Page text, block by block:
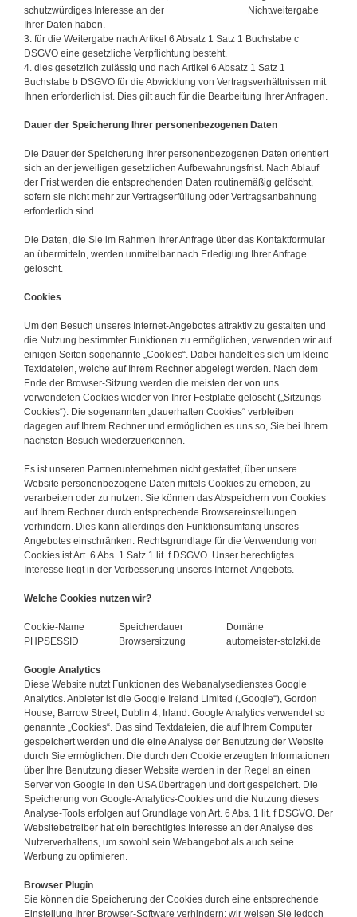
schutzwürdiges Interesse an der Nichtweitergabe
Ihrer Daten haben.
3. für die Weitergabe nach Artikel 6 Absatz 1 Satz 1 Buchstabe c
DSGVO eine gesetzliche Verpflichtung besteht.
4. dies gesetzlich zulässig und nach Artikel 6 Absatz 1 Satz 1
Buchstabe b DSGVO für die Abwicklung von Vertragsverhältnissen mit
Ihnen erforderlich ist. Dies gilt auch für die Bearbeitung Ihrer Anfragen.
Dauer der Speicherung Ihrer personenbezogenen Daten
Die Dauer der Speicherung Ihrer personenbezogenen Daten orientiert
sich an der jeweiligen gesetzlichen Aufbewahrungsfrist. Nach Ablauf
der Frist werden die entsprechenden Daten routinemäßig gelöscht,
sofern sie nicht mehr zur Vertragserfüllung oder Vertragsanbahnung
erforderlich sind.
Die Daten, die Sie im Rahmen Ihrer Anfrage über das Kontaktformular
an übermitteln, werden unmittelbar nach Erledigung Ihrer Anfrage
gelöscht.
Cookies
Um den Besuch unseres Internet-Angebotes attraktiv zu gestalten und
die Nutzung bestimmter Funktionen zu ermöglichen, verwenden wir auf
einigen Seiten sogenannte „Cookies“. Dabei handelt es sich um kleine
Textdateien, welche auf Ihrem Rechner abgelegt werden. Nach dem
Ende der Browser-Sitzung werden die meisten der von uns
verwendeten Cookies wieder von Ihrer Festplatte gelöscht („Sitzungs-
Cookies“). Die sogenannten „dauerhaften Cookies“ verbleiben
dagegen auf Ihrem Rechner und ermöglichen es uns so, Sie bei Ihrem
nächsten Besuch wiederzuerkennen.
Es ist unseren Partnerunternehmen nicht gestattet, über unsere
Website personenbezogene Daten mittels Cookies zu erheben, zu
verarbeiten oder zu nutzen. Sie können das Abspeichern von Cookies
auf Ihrem Rechner durch entsprechende Browsereinstellungen
verhindern. Dies kann allerdings den Funktionsumfang unseres
Angebotes einschränken. Rechtsgrundlage für die Verwendung von
Cookies ist Art. 6 Abs. 1 Satz 1 lit. f DSGVO. Unser berechtigtes
Interesse liegt in der Verbesserung unseres Internet-Angebots.
Welche Cookies nutzen wir?
Cookie-Name Speicherdauer
Domäne
PHPSESSID
Browsersitzung automeister-stolzki.de
Google Analytics
Diese Website nutzt Funktionen des Webanalysedienstes Google
Analytics. Anbieter ist die Google Ireland Limited („Google“), Gordon
House, Barrow Street, Dublin 4, Irland. Google Analytics verwendet so
genannte „Cookies“. Das sind Textdateien, die auf Ihrem Computer
gespeichert werden und die eine Analyse der Benutzung der Website
durch Sie ermöglichen. Die durch den Cookie erzeugten Informationen
über Ihre Benutzung dieser Website werden in der Regel an einen
Server von Google in den USA übertragen und dort gespeichert. Die
Speicherung von Google-Analytics-Cookies und die Nutzung dieses
Analyse-Tools erfolgen auf Grundlage von Art. 6 Abs. 1 lit. f DSGVO. Der
Websitebetreiber hat ein berechtigtes Interesse an der Analyse des
Nutzerverhaltens, um sowohl sein Webangebot als auch seine
Werbung zu optimieren.
Browser Plugin
Sie können die Speicherung der Cookies durch eine entsprechende
Einstellung Ihrer Browser-Software verhindern; wir weisen Sie jedoch